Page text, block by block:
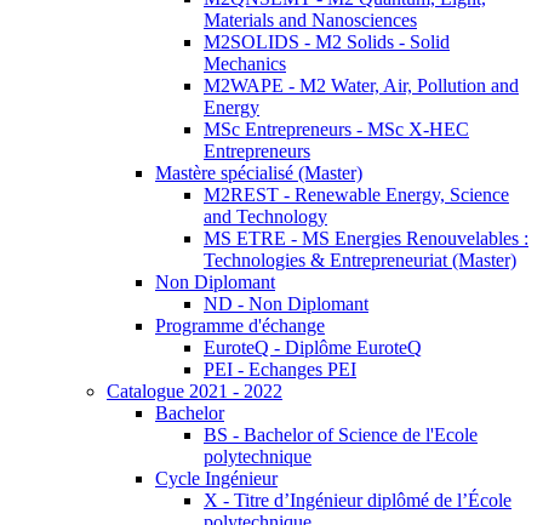
Materials and Nanosciences
M2SOLIDS - M2 Solids - Solid
Mechanics
M2WAPE - M2 Water, Air, Pollution and
Energy
MSc Entrepreneurs - MSc X-HEC
Entrepreneurs
Mastère spécialisé (Master)
M2REST - Renewable Energy, Science
and Technology
MS ETRE - MS Energies Renouvelables :
Technologies & Entrepreneuriat (Master)
Non Diplomant
ND - Non Diplomant
Programme d'échange
EuroteQ - Diplôme EuroteQ
PEI - Echanges PEI
Catalogue 2021 - 2022
Bachelor
BS - Bachelor of Science de l'Ecole
polytechnique
Cycle Ingénieur
X - Titre d’Ingénieur diplômé de l’École